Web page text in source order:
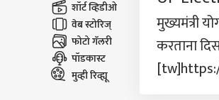
शॉर्ट व्हिडीओ
वेब स्टोरिज्
फोटो गॅलरी
पॉडकास्ट
मुव्ही रिव्ह्यू
मुख्यमंत्री
करताना